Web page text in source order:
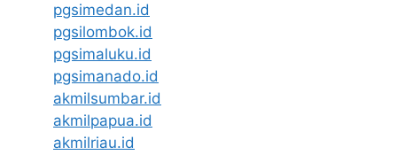
pgsimedan.id
pgsilombok.id
pgsimaluku.id
pgsimanado.id
akmilsumbar.id
akmilpapua.id
akmilriau.id